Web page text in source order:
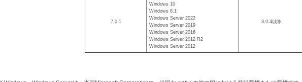
7.0.1
Windows 10
Windows 8.1
Windows Server 2022
Windows Server 2019
Windows Server 2016
Windows Server 2012 R2
Windows Server 2012
3.0.4以降